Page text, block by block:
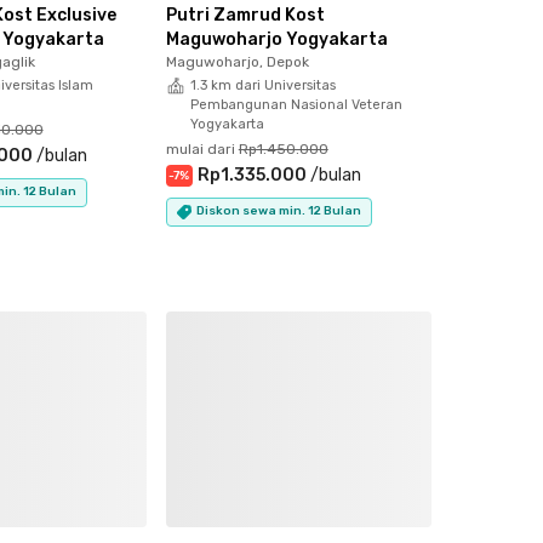
Exclusive
Islam
/bulan
12 Bulan
Putri Zamrud Kost
Maguwoharjo Yogyakarta
Maguwoharjo, Depok
1.3 km dari Universitas
Pembangunan Nasional Veteran
Yogyakarta
mulai dari Rp1.450.000
-7% Rp1.335.000 /bulan
Diskon sewa min. 12 Bulan